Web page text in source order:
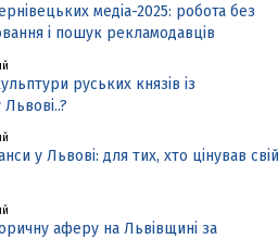
медіа-2025: робота без
і пошук рекламодавців
руських князів із
у Львові: для тих, хто цінував свій
аферу на Львівщині за